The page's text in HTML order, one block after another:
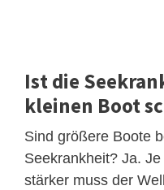
Ist die
kleinen Boot
Sind größere Boote
Seekrankheit? Ja.
stärker muss der